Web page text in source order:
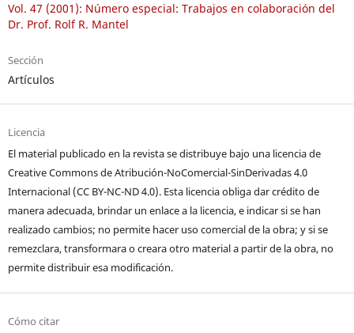
Vol. 47 (2001): Número especial: Trabajos en colaboración del
Dr. Prof. Rolf R. Mantel
Sección
Artículos
Licencia
El material publicado en la revista se distribuye bajo una licencia de
Creative Commons de Atribución-NoComercial-SinDerivadas 4.0
Internacional (CC BY-NC-ND 4.0). Esta licencia obliga dar crédito de
manera adecuada, brindar un enlace a la licencia, e indicar si se han
realizado cambios; no permite hacer uso comercial de la obra; y si se
remezclara, transformara o creara otro material a partir de la obra, no
permite distribuir esa modificación.
Cómo citar